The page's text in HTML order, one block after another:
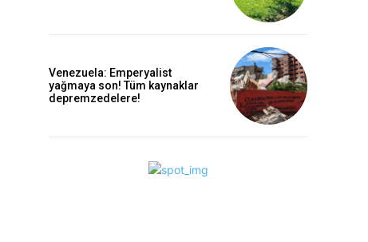
Venezuela: Emperyalist
yağmaya son! Tüm kaynaklar
depremzedelere!